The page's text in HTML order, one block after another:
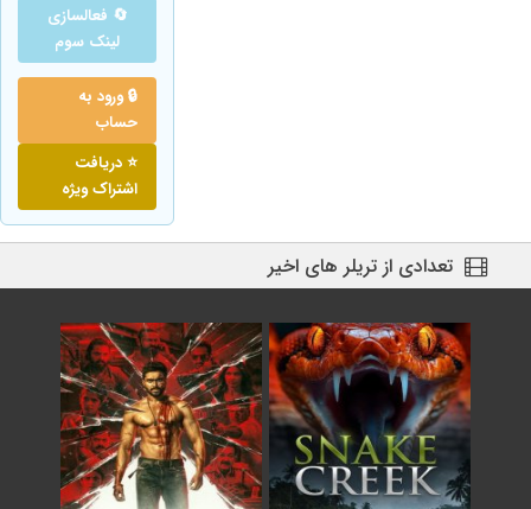
🔄 فعالسازی
لینک سوم
🔒 ورود به
حساب
⭐ دریافت
اشتراک ویژه
تعدادی از تریلر های اخیر